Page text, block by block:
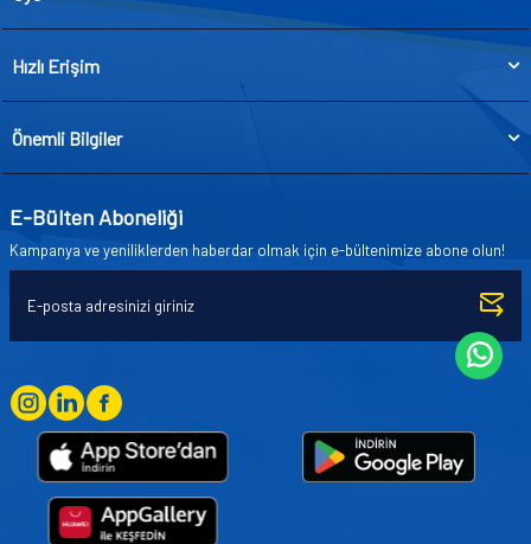
Hızlı Erişim
Önemli Bilgiler
E-Bülten Aboneliği
Kampanya ve yeniliklerden haberdar olmak için e-bültenimize abone olun!